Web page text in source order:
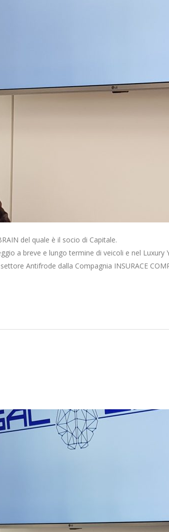
del quale è il socio di Capitale.
a breve e lungo termine di veicoli e nel Luxury
Antifrode dalla Compagnia INSURACE